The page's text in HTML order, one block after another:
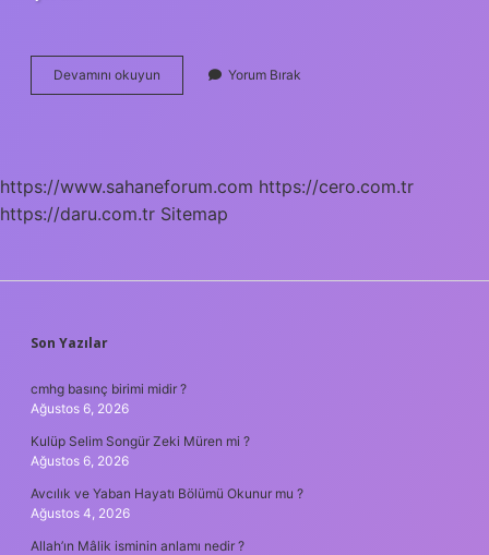
Devamını okuyun
Kullanırken
Yorum Bırak
https://www.sahaneforum.com https://cero.com.tr
https://daru.com.tr Sitemap
SIDEBAR
Son Yazılar
cmhg basınç birimi midir ?
Ağustos 6, 2026
Kulüp Selim Songür Zeki Müren mi ?
Ağustos 6, 2026
Avcılık ve Yaban Hayatı Bölümü Okunur mu ?
Ağustos 4, 2026
Allah’ın Mâlik isminin anlamı nedir ?